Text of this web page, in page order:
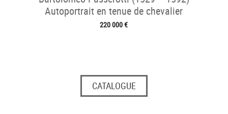
Autoportrait en tenue de chevalier
220 000 €
CATALOGUE